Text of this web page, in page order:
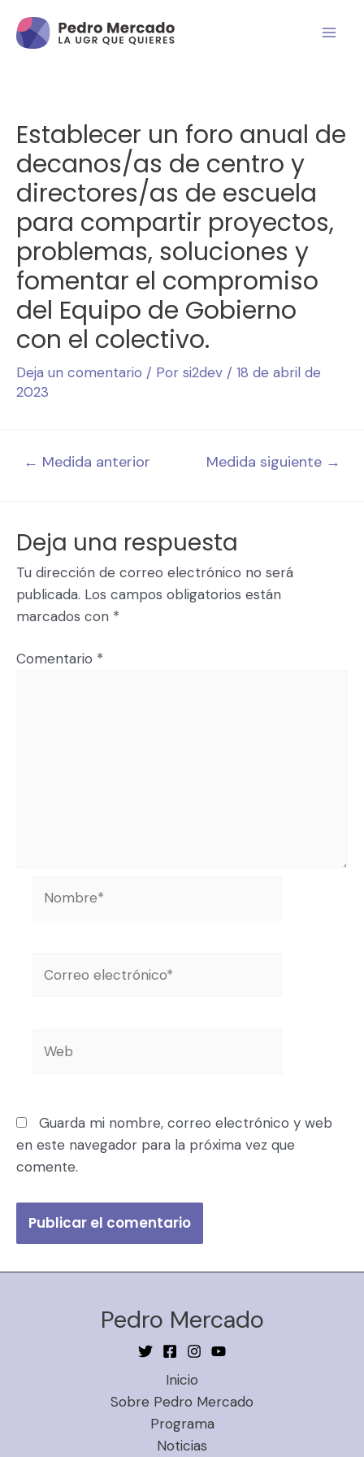
Establecer un foro anual de
decanos/as de centro y
directores/as de escuela
para compartir proyectos,
problemas, soluciones y
fomentar el compromiso
del Equipo de Gobierno
con el colectivo.
Deja un comentario / Por si2dev / 18 de abril de
2023
← Medida anterior Medida siguiente →
Deja una respuesta
Tu dirección de correo electrónico no será
publicada. Los campos obligatorios están
marcados con *
Comentario *
Guarda mi nombre, correo electrónico y web
en este navegador para la próxima vez que
comente.
Pedro Mercado
Inicio
Sobre Pedro Mercado
Programa
Noticias